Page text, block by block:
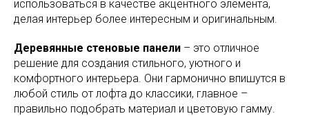
использоваться в качестве акцентного элемента,
делая интерьер более интересным и оригинальным.
Деревянные стеновые панели – это отличное
решение для создания стильного, уютного и
комфортного интерьера. Они гармонично впишутся в
любой стиль от лофта до классики, главное –
правильно подобрать материал и цветовую гамму.